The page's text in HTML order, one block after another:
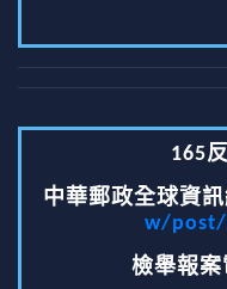
165
中華郵政全球資訊
w/
檢舉報